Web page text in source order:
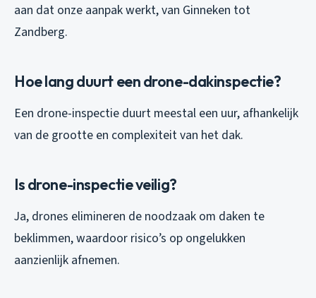
aan dat onze aanpak werkt, van Ginneken tot
Zandberg.
Hoe lang duurt een drone-dakinspectie?
Een drone-inspectie duurt meestal een uur, afhankelijk
van de grootte en complexiteit van het dak.
Is drone-inspectie veilig?
Ja, drones elimineren de noodzaak om daken te
beklimmen, waardoor risico’s op ongelukken
aanzienlijk afnemen.